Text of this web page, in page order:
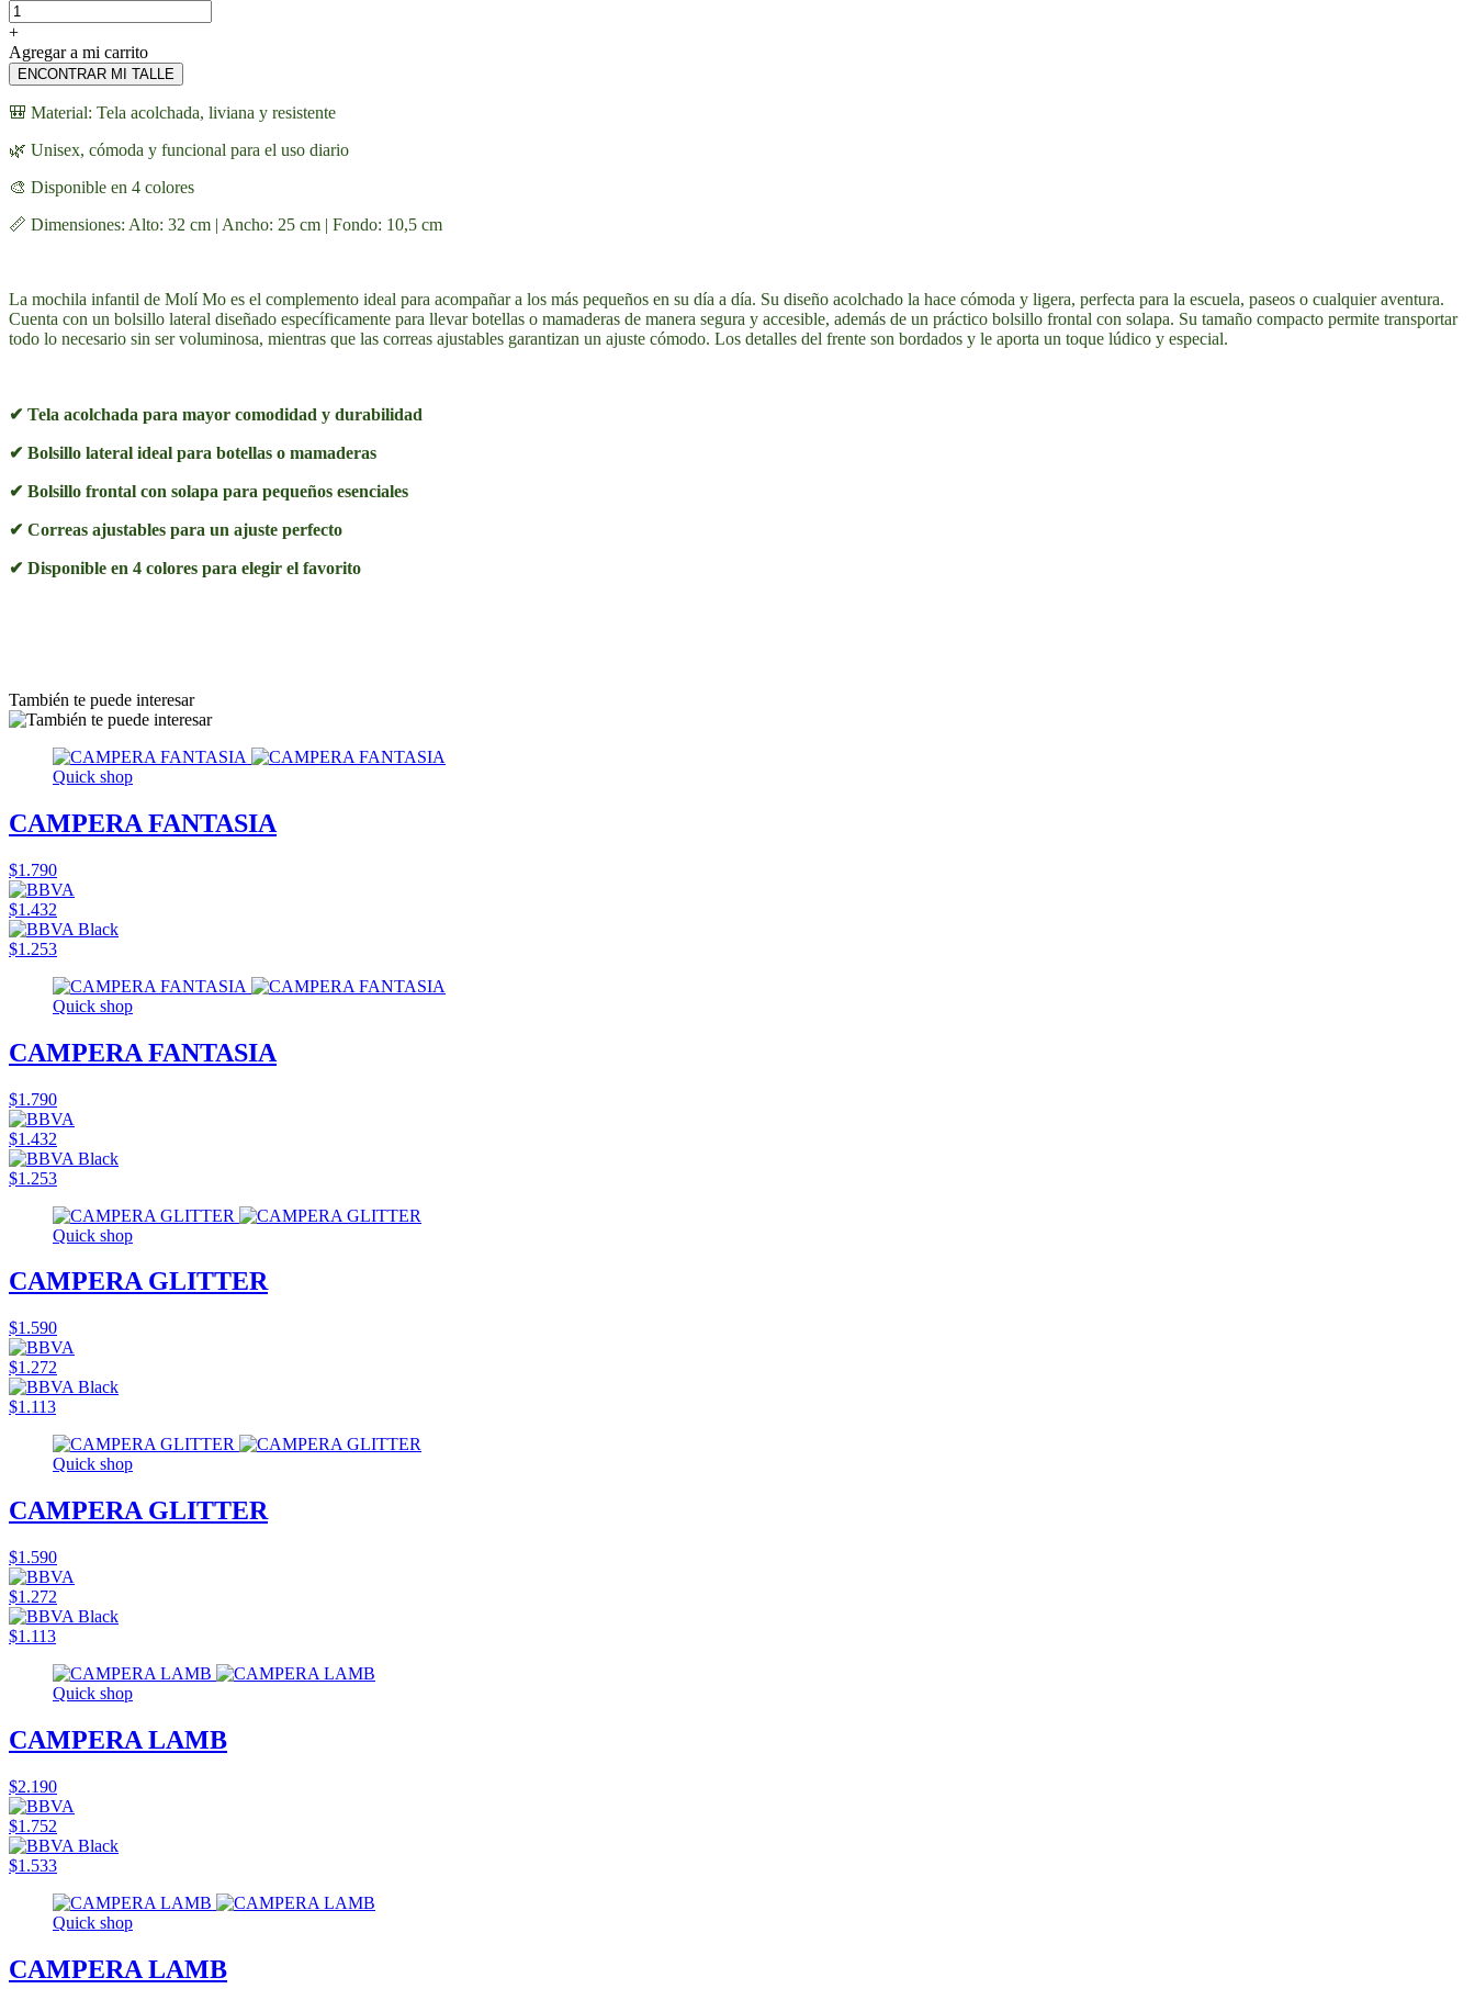
+
Agregar a mi carrito
ENCONTRAR MI TALLE
🎒 Material: Tela acolchada, liviana y resistente
🌿 Unisex, cómoda y funcional para el uso diario
🎨 Disponible en 4 colores
📏 Dimensiones: Alto: 32 cm | Ancho: 25 cm | Fondo: 10,5 cm
La mochila infantil de Molí Mo es el complemento ideal para acompañar a los más pequeños en su día a día. Su diseño acolchado la hace cómoda y ligera, perfecta para la escuela, paseos o cualquier aventura.
Cuenta con un bolsillo lateral diseñado específicamente para llevar botellas o mamaderas de manera segura y accesible, además de un práctico bolsillo frontal con solapa. Su tamaño compacto permite transportar
todo lo necesario sin ser voluminosa, mientras que las correas ajustables garantizan un ajuste cómodo. Los detalles del frente son bordados y le aporta un toque lúdico y especial.
✔ Tela acolchada para mayor comodidad y durabilidad
✔ Bolsillo lateral ideal para botellas o mamaderas
✔ Bolsillo frontal con solapa para pequeños esenciales
✔ Correas ajustables para un ajuste perfecto
✔ Disponible en 4 colores para elegir el favorito
También te puede interesar
Quick shop
CAMPERA FANTASIA
$1.790
$1.432
$1.253
Quick shop
CAMPERA FANTASIA
$1.790
$1.432
$1.253
Quick shop
CAMPERA GLITTER
$1.590
$1.272
$1.113
Quick shop
CAMPERA GLITTER
$1.590
$1.272
$1.113
Quick shop
CAMPERA LAMB
$2.190
$1.752
$1.533
Quick shop
CAMPERA LAMB